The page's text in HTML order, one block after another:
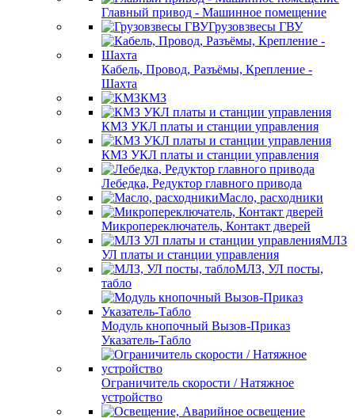
Главный привод - Машинное помещение
Грузовзвесы ГВУ
Кабель, Провод, Разъёмы, Крепление -
Шахта
КМЗ
КМЗ УКЛ платы и станции управления
КМЗ УКЛ платы и станции управления
Лебедка, Редуктор главного привода
Масло, расходники
Микропереключатель, Контакт дверей
МЛЗ
УЛ платы и станции управления
МЛЗ, УЛ посты,
табло
Модуль кнопочный Вызов-Приказ
Указатель-Табло
Ограничитель скорости / Натяжное
устройство